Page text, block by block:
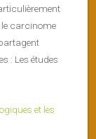
carcinome
: Les études